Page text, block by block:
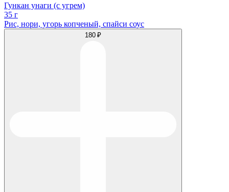
Гункан унаги (с угрем)
35 г
Рис, нори, угорь копченый, спайси соус
180 ₽